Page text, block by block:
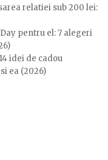
relatiei sub 200 lei:
pentru el: 7 alegeri
idei de cadou
ea (2026)